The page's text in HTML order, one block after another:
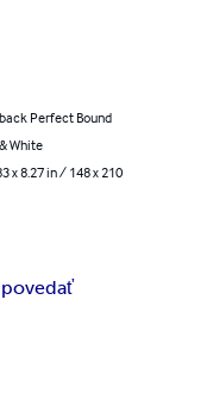
Perfect Bound
White
x 8.27 in / 148 x 210